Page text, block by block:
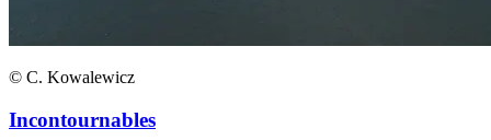
© C. Kowalewicz
Incontournables